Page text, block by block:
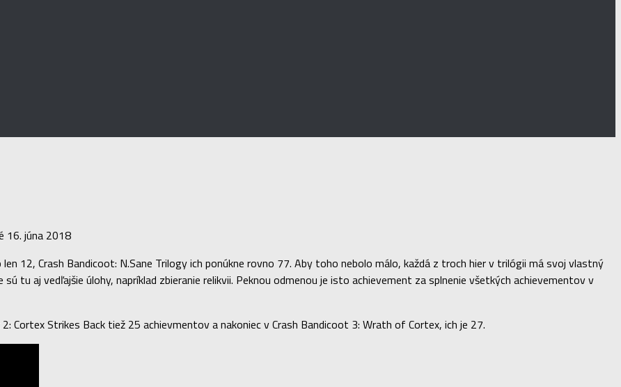
16. júna 2018
12, Crash Bandicoot: N.Sane Trilogy ich ponúkne rovno 77. Aby toho nebolo málo, každá z troch hier v trilógii má svoj vlastný
tu aj vedľajšie úlohy, napríklad zbieranie relikvii. Peknou odmenou je isto achievement za splnenie všetkých achievementov v
Cortex Strikes Back tiež 25 achievmentov a nakoniec v Crash Bandicoot 3: Wrath of Cortex, ich je 27.